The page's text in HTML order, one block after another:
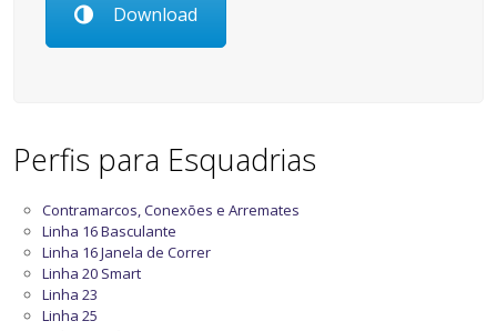
Download
Perfis para Esquadrias
Contramarcos, Conexões e Arremates
Linha 16 Basculante
Linha 16 Janela de Correr
Linha 20 Smart
Linha 23
Linha 25